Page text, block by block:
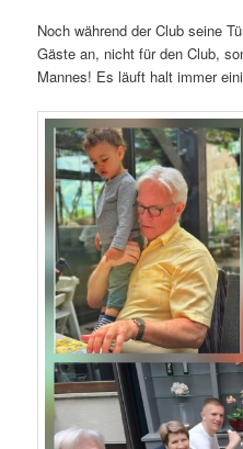
Noch während der Club seine
Gäste an, nicht für den Club,
Mannes! Es läuft halt immer